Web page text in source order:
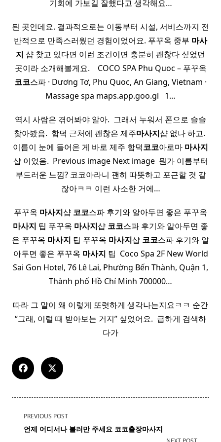
기회에 가보길 잘했다고 생각해요…
된 곳인데요. 결과적으로는 이동부터 시설, 서비스까지 전
반적으로 만족스러웠던 경험이었어요. 푸꾸옥 중부 마사
지 샵 찾고 있다면 이런 조건이면 충분히 괜찮다 싶었던
곳이라 소개해볼게요. ​ ​ ​ COCO SPA Phu Quoc – 푸꾸옥
코코스파 · Dương Tơ, Phu Quoc, An Giang, Vietnam ·
Massage spa maps.app.goo.gl ​ ​ 1…
역시 사람은 겪어봐야 알아. ​ 그래서 누워서 폰으로 슬슬
찾아봤음. ​ 함덕 근처에 괜찮은 제주마사지샵 없나 하고. ​
이름이 눈에 들어온 게 바로 제주 함덕코코아로마 마사지
샵 이었음. ​ Previous image Next image ​ 뭔가 이름부터
부드러운 느낌? 코코아라니 괜히 따뜻하고 포근할 것 같
잖아ㅋㅋ 이런 사소한 거에…
푸꾸옥 마사지샵 코코스파 후기와 알아두면 좋은 푸꾸옥
마사지 팁 푸꾸옥 마사지샵 코코스파 후기와 알아두면 좋
은 푸꾸옥 마사지 팁 푸꾸옥 마사지샵 코코스파 후기와 알
아두면 좋은 푸꾸옥 마사지 팁 ​ Coco Spa 2F New World
Sai Gon Hotel, 76 Lê Lai, Phường Bến Thành, Quận 1,
Thành phố Hồ Chí Minh 700000…
따라 그 말이 왜 이렇게 또렷하게 생각나는지요ㅋㅋ 순간
“그래, 이럴 때 받아보는 거지” 싶었어요. ​ 급하게 검색하
다가
<span
class="nav-
PREVIOUS POST
언제 어디서나 불러만 주세요 코코출장마사지